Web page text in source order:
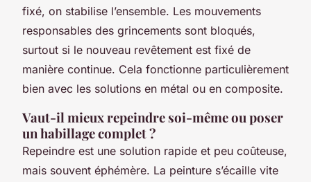
fixé, on stabilise l’ensemble. Les mouvements
responsables des grincements sont bloqués,
surtout si le nouveau revêtement est fixé de
manière continue. Cela fonctionne particulièrement
bien avec les solutions en métal ou en composite.
Vaut-il mieux repeindre soi-même ou poser
un habillage complet ?
Repeindre est une solution rapide et peu coûteuse,
mais souvent éphémère. La peinture s’écaille vite